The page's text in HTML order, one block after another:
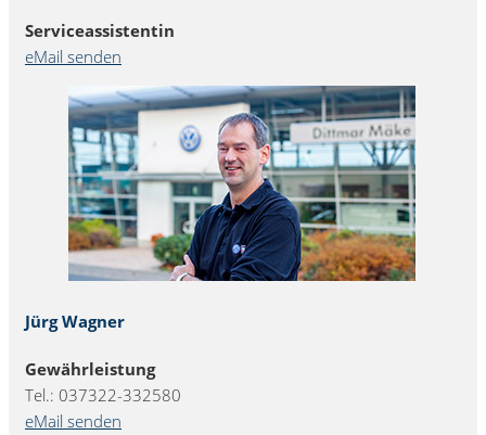
Serviceassistentin
eMail senden
Jürg Wagner
Gewährleistung
Tel.: 037322-332580
eMail senden